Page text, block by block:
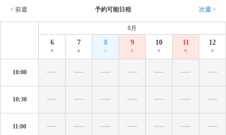
< 前週 予約可能日程 次週 >
8月
6
木
7
金
8
土
9
日
10
月
11
祝
12
水
10:00
10:30
11:00